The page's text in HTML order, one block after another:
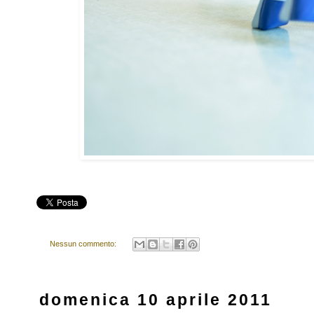
Nessun commento:
domenica 10 aprile 2011